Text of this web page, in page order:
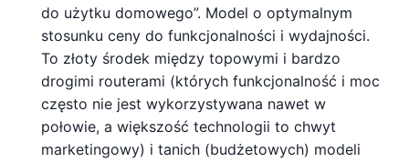
do użytku domowego”. Model o optymalnym
stosunku ceny do funkcjonalności i wydajności.
To złoty środek między topowymi i bardzo
drogimi routerami (których funkcjonalność i moc
często nie jest wykorzystywana nawet w
połowie, a większość technologii to chwyt
marketingowy) i tanich (budżetowych) modeli